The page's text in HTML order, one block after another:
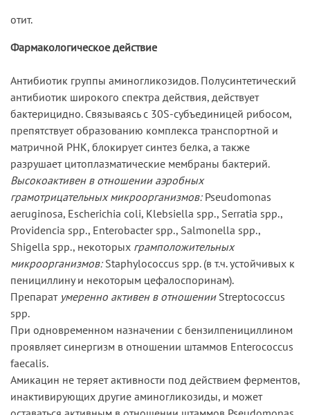
отит.
Фармакологическое действие
Антибиотик группы аминогликозидов. Полусинтетический
антибиотик широкого спектра действия, действует
бактерицидно. Связываясь с 30S-субъединицей рибосом,
препятствует образованию комплекса транспортной и
матричной РНК, блокирует синтез белка, а также
разрушает цитоплазматические мембраны бактерий.
Высокоактивен в отношении аэробных
грамотрицательных микроорганизмов:Pseudomonas
aeruginosa, Escherichia coli, Klebsiella spp., Serratia spp.,
Providencia spp., Enterobacter spp., Salmonella spp.,
Shigella spp., некоторых грамположительных
микроорганизмов:Staphylococcus spp. (в т.ч. устойчивых к
пенициллину и некоторым цефалоспоринам).
Препарат умеренно активен в отношенииStreptococcus
spp.
При одновременном назначении с бензилпенициллином
проявляет синергизм в отношении штаммов Enterococcus
faecalis.
Амикацин не теряет активности под действием ферментов,
инактивирующих другие аминогликозиды, и может